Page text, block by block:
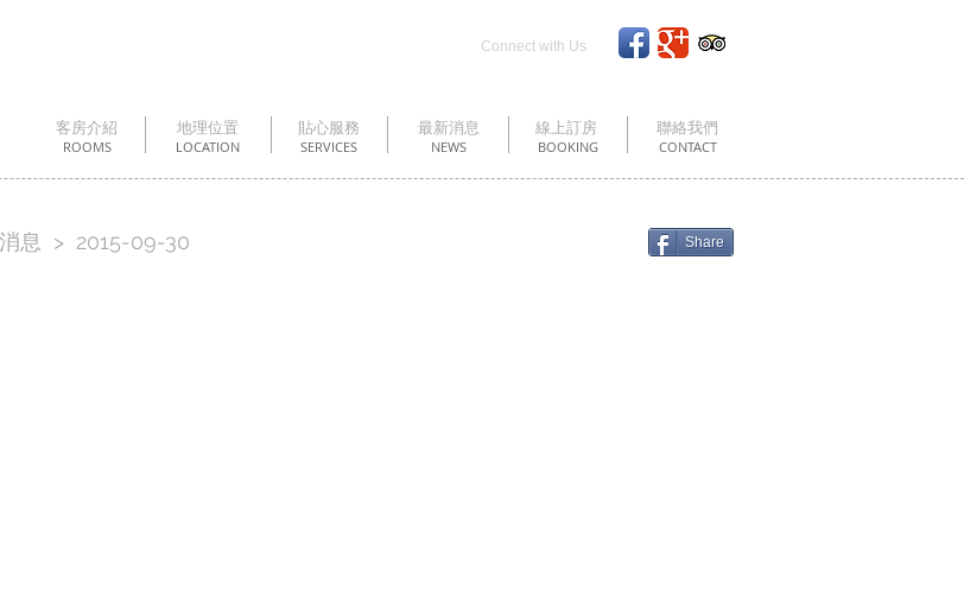
Connect with Us
ROOMS LOCATION SERVICES NEWS BOOKING CONTACT
客房介紹 地理位置 最新消息
貼心服務 線上訂房 聯絡我們
息 > 2015-09-30 Share